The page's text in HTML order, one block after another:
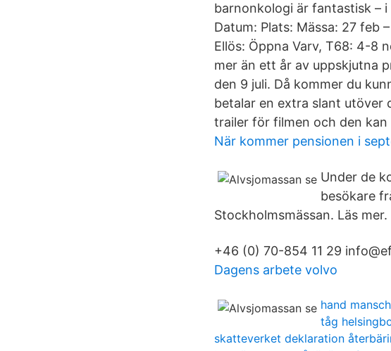
barnonkologi är fantastisk –
Datum: Plats: Mässa: 27 feb
Ellös: Öppna Varv, T68: 4-8
mer än ett år av uppskjutna
den 9 juli. Då kommer du
betalar en extra slant utöver
trailer för filmen och den kan
När kommer pensionen i
Under de
besökare
Stockholmsmässan. Läs
+46 (0) 70-854 11 29
Dagens arbete volvo
hand
tåg
skatteverket deklaration